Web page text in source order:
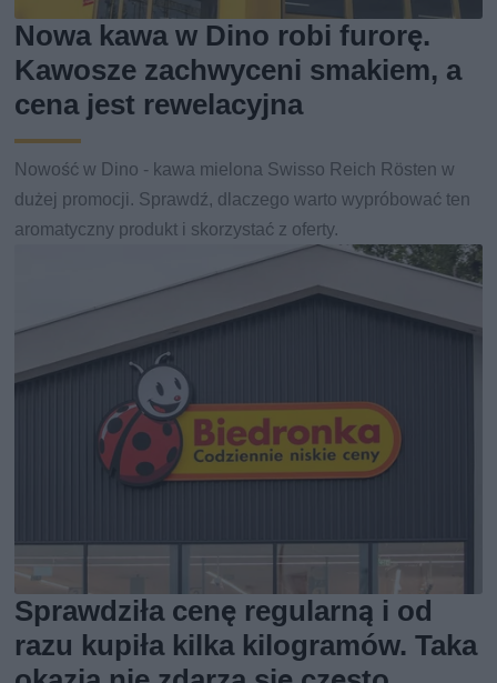
Nowa kawa w Dino robi furorę.
Kawosze zachwyceni smakiem, a
cena jest rewelacyjna
Nowość w Dino - kawa mielona Swisso Reich Rösten w
dużej promocji. Sprawdź, dlaczego warto wypróbować ten
aromatyczny produkt i skorzystać z oferty.
Sprawdziła cenę regularną i od
razu kupiła kilka kilogramów. Taka